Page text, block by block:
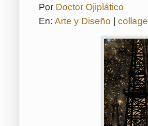
Por Doctor Ojiplático
En: Arte y Diseño collage